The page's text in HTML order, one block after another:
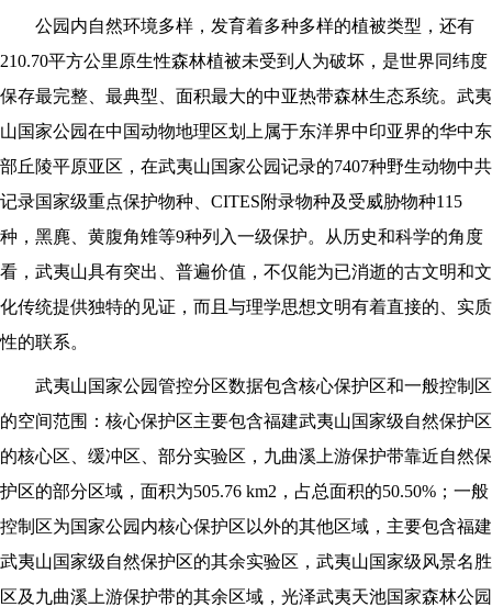
公园内自然环境多样，发育着多种多样的植被类型，还有
210.70平方公里原生性森林植被未受到人为破坏，是世界同纬度
保存最完整、最典型、面积最大的中亚热带森林生态系统。武夷
山国家公园在中国动物地理区划上属于东洋界中印亚界的华中东
部丘陵平原亚区，在武夷山国家公园记录的7407种野生动物中共
记录国家级重点保护物种、CITES附录物种及受威胁物种115
种，黑麂、黄腹角雉等9种列入一级保护。从历史和科学的角度
看，武夷山具有突出、普遍价值，不仅能为已消逝的古文明和文
化传统提供独特的见证，而且与理学思想文明有着直接的、实质
性的联系。
武夷山国家公园管控分区数据包含核心保护区和一般控制区
的空间范围：核心保护区主要包含福建武夷山国家级自然保护区
的核心区、缓冲区、部分实验区，九曲溪上游保护带靠近自然保
护区的部分区域，面积为505.76 km2，占总面积的50.50%；一般
控制区为国家公园内核心保护区以外的其他区域，主要包含福建
武夷山国家级自然保护区的其余实验区，武夷山国家级风景名胜
区及九曲溪上游保护带的其余区域，光泽武夷天池国家森林公园